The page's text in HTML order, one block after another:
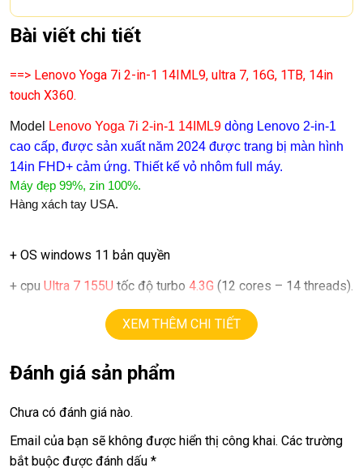
Bài viết chi tiết
==> Lenovo Yoga 7i 2-in-1 14IML9, ultra 7, 16G, 1TB, 14in
touch X360.
Model Lenovo Yoga 7i 2-in-1 14IML9 dòng Lenovo 2-in-1
cao cấp, được sản xuất năm 2024 được trang bị màn hình
14in FHD+ cảm ứng. Thiết kế vỏ nhôm full máy.
Máy đẹp 99%, zin 100%.
Hàng xách tay USA.
+ OS windows 11 bản quyền
+ cpu Ultra 7 155U tốc độ turbo 4.3G (12 cores – 14 threads).
+ lcd14in FHD+(1920 X 1200 ), touch X360
+ Vga intel graphics
+ usb 3.0, webcam, finger, usb type C
XEM THÊM CHI TIẾT
Đánh giá sản phẩm
Chưa có đánh giá nào.
Email của bạn sẽ không được hiển thị công khai. Các trường
bắt buộc được đánh dấu *